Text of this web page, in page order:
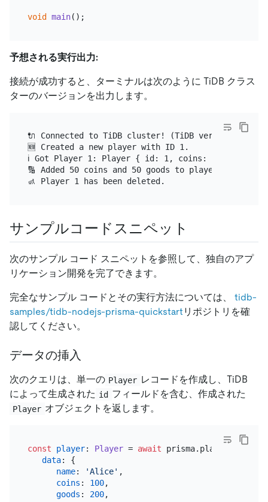
void main
予想される実行出力:
接続が成功すると、ターミナルは次のように TiDB クラス
ターのバージョンを出力します。
🔌 Connected to TiDB cluster! (TiDB version:
🆕 Created a new player with ID 1.
ℹ️ Got Player 1: Player { id: 1, coins: 100, goods:
🔢 Added 50 coins and 50 goods to player 1, now
サンプルコードスニペット
次のサンプル コード スニペットを参照して、独自のアプ
リケーション開発を完了できます。
完全なサンプル コードとその実行方法については、 tidb-
samples/tidb-nodejs-prisma-quickstartリポジトリを確
認してください。
データの挿入
次のクエリは、単一の Player レコードを作成し、TiDB
によって生成された id フィールドを含む、作成された
Player オブジェクトを返します。
const player: Player = await prisma. player
data: {
name: 'Alice' ,
coins : 100,
goods : 200,